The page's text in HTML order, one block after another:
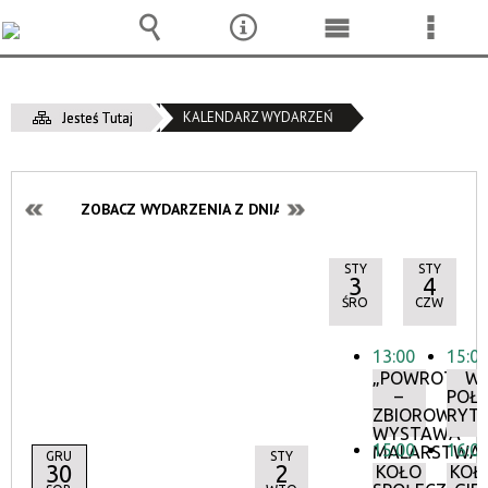
Jesteś Tutaj KALENDARZ WYDARZEŃ
ZOBACZ WYDARZENIA Z DNIA:
GRU
30
STY
2
STY
3
ŚRO
13:00
„POWROTY”
–
ZBIOROWA
WYSTAWA
MALARSTWA
15:00
KOŁO
STY
4
CZW
15:00
W
16:00
Wyszukiwarka
NarzędziaMenu
Menu